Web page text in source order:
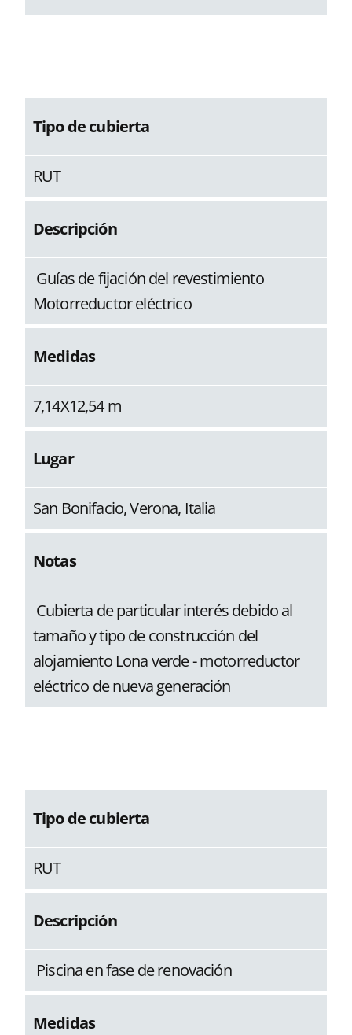
Tipo de cubierta
RUT
Descripción
Guías de fijación del revestimiento
Motorreductor eléctrico
Medidas
7,14X12,54 m
Lugar
San Bonifacio, Verona, Italia
Notas
Cubierta de particular interés debido al
tamaño y tipo de construcción del
alojamiento Lona verde - motorreductor
eléctrico de nueva generación
Tipo de cubierta
RUT
Descripción
Piscina en fase de renovación
Medidas